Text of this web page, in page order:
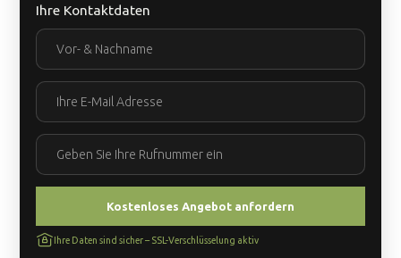
Ihre Kontaktdaten
Ihre Daten sind sicher – SSL-Verschlüsselung aktiv